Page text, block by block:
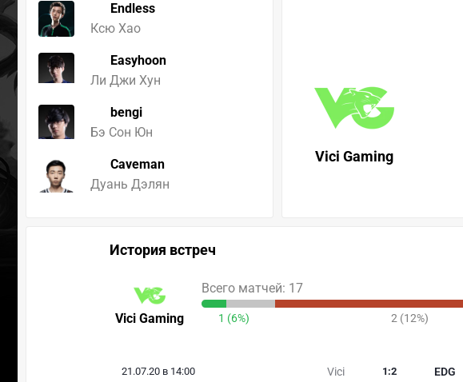
Endless
Ксю Хао
Easyhoon
Ли Джи Хун
bengi
Бэ Сон Юн
Caveman
Дуань Дэлян
Vici Gaming
История встреч
Vici Gaming
Всего матчей: 17
1 (6%) 2 (12%)
21.07.20 в 14:00 Vici EDG
1 :2